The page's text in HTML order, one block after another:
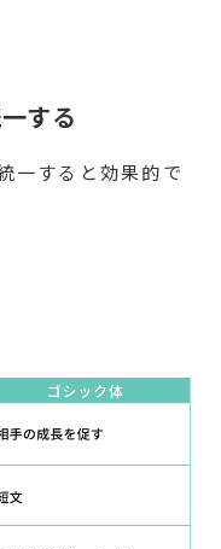
する
一すると効果的で